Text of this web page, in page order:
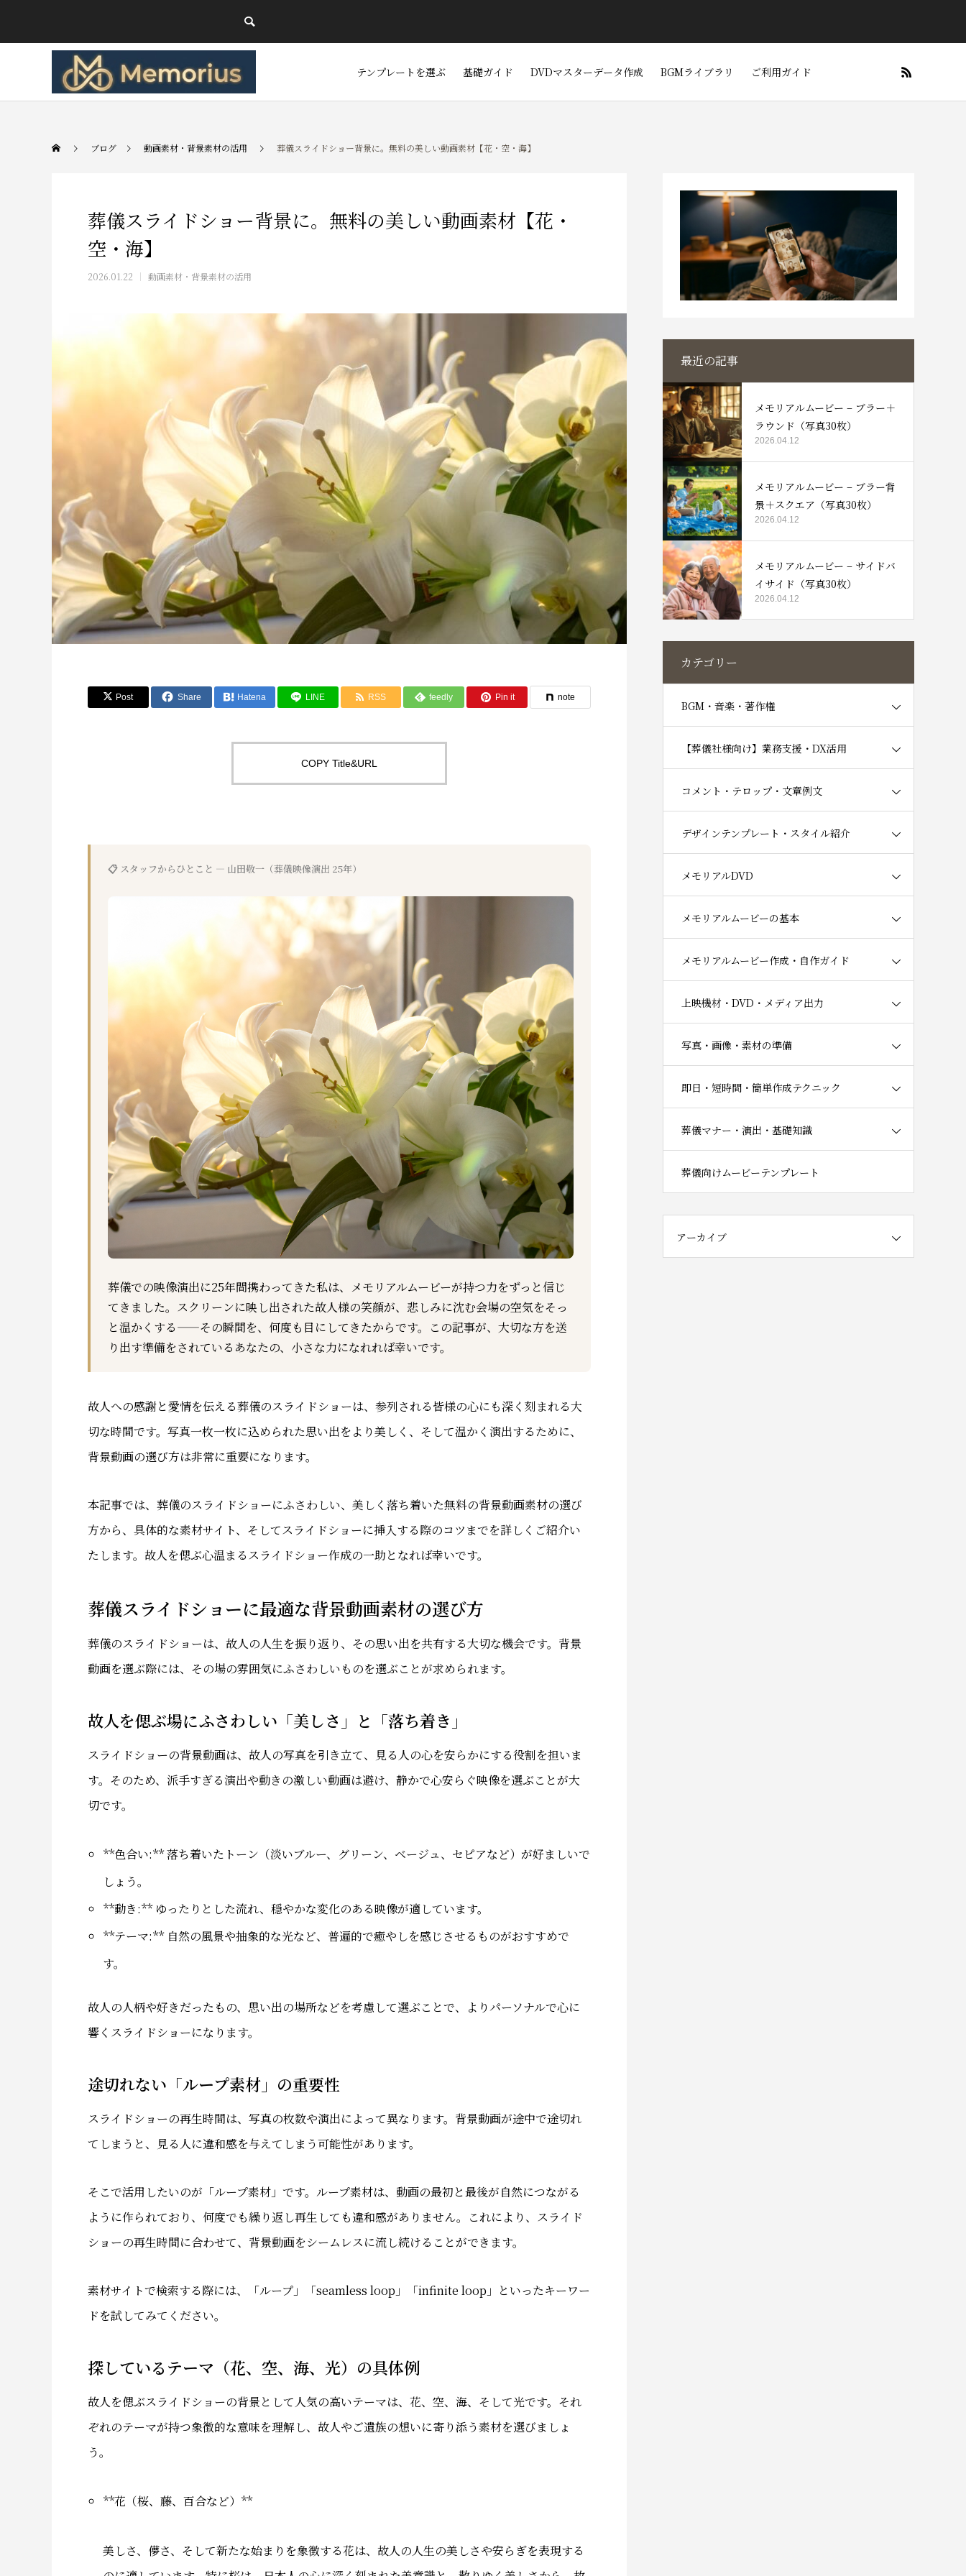
テンプレートを選ぶ 基礎ガイド DVDマスターデータ作成 BGMライブラリ ご利用ガイド
ブログ 動画素材・背景素材の活用 葬儀スライドショー背景に。無料の美しい動画素材【花・空・海】
葬儀スライドショー背景に。無料の美しい動画素材【花・
空・海】
2026.01.22 動画素材・背景素材の活用
Post Share Hatena LINE RSS feedly Pin it note
COPY Title&URL
📋 スタッフからひとこと — 山田敬一（葬儀映像演出 25年）
葬儀での映像演出に25年間携わってきた私は、メモリアルムービーが持つ力をずっと信じ
てきました。スクリーンに映し出された故人様の笑顔が、悲しみに沈む会場の空気をそっ
と温かくする——その瞬間を、何度も目にしてきたからです。この記事が、大切な方を送
り出す準備をされているあなたの、小さな力になれれば幸いです。
故人への感謝と愛情を伝える葬儀のスライドショーは、参列される皆様の心にも深く刻まれる大
切な時間です。写真一枚一枚に込められた思い出をより美しく、そして温かく演出するために、
背景動画の選び方は非常に重要になります。
本記事では、葬儀のスライドショーにふさわしい、美しく落ち着いた無料の背景動画素材の選び
方から、具体的な素材サイト、そしてスライドショーに挿入する際のコツまでを詳しくご紹介い
たします。故人を偲ぶ心温まるスライドショー作成の一助となれば幸いです。
葬儀スライドショーに最適な背景動画素材の選び方
葬儀のスライドショーは、故人の人生を振り返り、その思い出を共有する大切な機会です。背景
動画を選ぶ際には、その場の雰囲気にふさわしいものを選ぶことが求められます。
故人を偲ぶ場にふさわしい「美しさ」と「落ち着き」
スライドショーの背景動画は、故人の写真を引き立て、見る人の心を安らかにする役割を担いま
す。そのため、派手すぎる演出や動きの激しい動画は避け、静かで心安らぐ映像を選ぶことが大
切です。
**色合い:** 落ち着いたトーン（淡いブルー、グリーン、ベージュ、セピアなど）が好ましいで
しょう。
**動き:** ゆったりとした流れ、穏やかな変化のある映像が適しています。
**テーマ:** 自然の風景や抽象的な光など、普遍的で癒やしを感じさせるものがおすすめで
す。
故人の人柄や好きだったもの、思い出の場所などを考慮して選ぶことで、よりパーソナルで心に
響くスライドショーになります。
途切れない「ループ素材」の重要性
スライドショーの再生時間は、写真の枚数や演出によって異なります。背景動画が途中で途切れ
てしまうと、見る人に違和感を与えてしまう可能性があります。
そこで活用したいのが「ループ素材」です。ループ素材は、動画の最初と最後が自然につながる
ように作られており、何度でも繰り返し再生しても違和感がありません。これにより、スライド
ショーの再生時間に合わせて、背景動画をシームレスに流し続けることができます。
素材サイトで検索する際には、「ループ」「seamless loop」「infinite loop」といったキーワー
ドを試してみてください。
探しているテーマ（花、空、海、光）の具体例
故人を偲ぶスライドショーの背景として人気の高いテーマは、花、空、海、そして光です。それ
ぞれのテーマが持つ象徴的な意味を理解し、故人やご遺族の想いに寄り添う素材を選びましょ
う。
**花（桜、藤、百合など）**
美しさ、儚さ、そして新たな始まりを象徴する花は、故人の人生の美しさや安らぎを表現する
最近の記事
メモリアルムービー – ブラー＋
ラウンド（写真30枚）
2026.04.12
メモリアルムービー – ブラー背
景＋スクエア（写真30枚）
2026.04.12
メモリアルムービー – サイドバ
イサイド（写真30枚）
2026.04.12
カテゴリー
BGM・音楽・著作権
【葬儀社様向け】業務支援・DX活用
コメント・テロップ・文章例文
デザインテンプレート・スタイル紹介
メモリアルDVD
メモリアルムービーの基本
メモリアルムービー作成・自作ガイド
上映機材・DVD・メディア出力
写真・画像・素材の準備
即日・短時間・簡単作成テクニック
葬儀マナー・演出・基礎知識
葬儀向けムービーテンプレート
アーカイブ